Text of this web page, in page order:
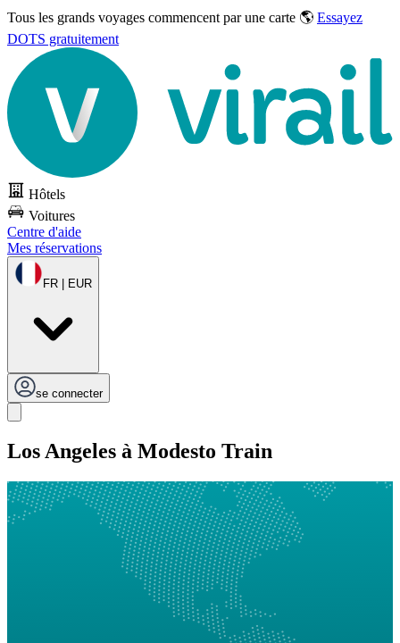
Tous les grands voyages commencent par une carte 🌎 Essayez
DOTS gratuitement
Hôtels
Voitures
Centre d'aide
Mes réservations
FR | EUR
se connecter
Los Angeles à Modesto Train